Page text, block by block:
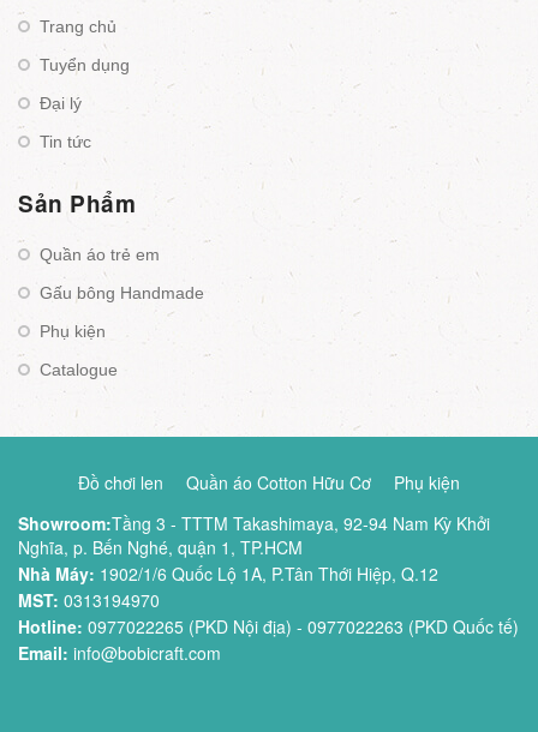
Trang chủ
Tuyển dụng
Đại lý
Tin tức
Sản Phẩm
Quần áo trẻ em
Gấu bông Handmade
Phụ kiện
Catalogue
Đồ chơi len Quần áo Cotton Hữu Cơ
Phụ kiện
Showroom:Tầng 3 - TTTM Takashimaya, 92-94 Nam Kỳ Khởi
Nghĩa, p. Bến Nghé, quận 1, TP.HCM
Nhà Máy: 1902/1/6 Quốc Lộ 1A, P.Tân Thới Hiệp, Q.12
MST: 0313194970
Hotline: 0977022265 (PKD Nội địa) - 0977022263 (PKD Quốc tế)
Email: info@bobicraft.com